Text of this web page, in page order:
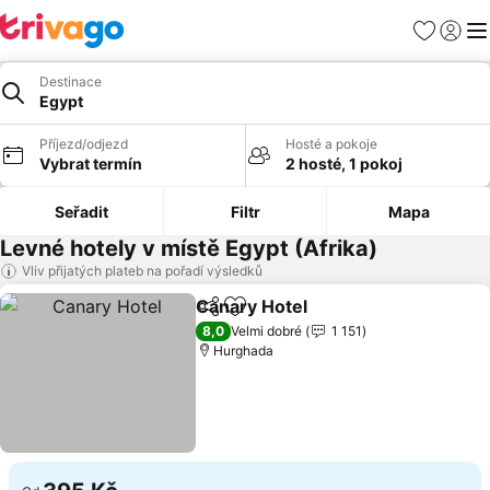
Oblíbené
Destinace
Egypt
Příjezd/odjezd
Vybrat termín
Hosté a pokoje
2 hosté, 1 pokoj
Seřadit Filtr Mapa
Levné hotely v místě Egypt (Afrika)
Vliv přijatých plateb na pořadí výsledků
SdíletPřidat na seznam oblíbených
Canary Hotel
8,0 Velmi dobré
1 151
Hurghada